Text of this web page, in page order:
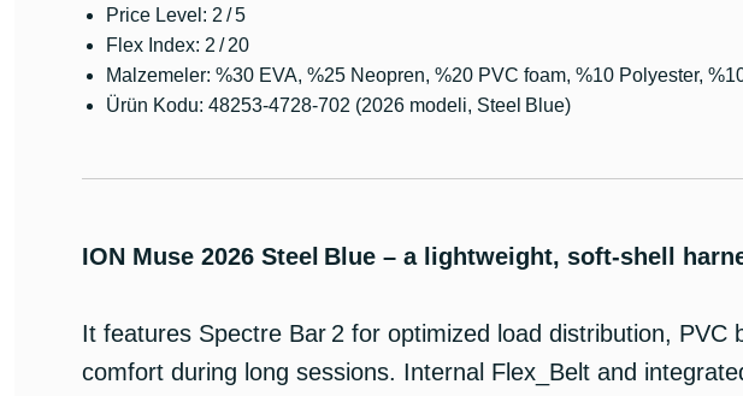
Price Level: 2 / 5
Flex Index: 2 / 20
Malzemeler: %30 EVA, %25 Neopren, %20 PVC foam, %10 Polyester,
Ürün Kodu: 48253‑4728‑702 (2026 modeli, Steel Blue)
ION Muse 2026 Steel Blue – a lightweight, soft-shell
It features Spectre Bar 2 for optimized load distribution, PVC
comfort during long sessions. Internal Flex_Belt and